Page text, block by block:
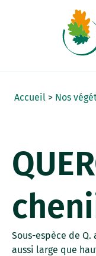
Accueil > Nos
Sous-espèce de
aussi large que